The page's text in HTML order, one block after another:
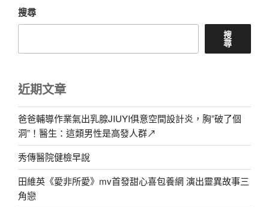
搜尋
搜
尋
近期文章
爸爸輔導作業氣出乳腺JIUYI俱意空間設計炎，胸”破了個
洞”！醫生：這類男性是高發人群↗
秀傳醫院健檢早說
田維英《愛非所愛》mv首發甜心喜包養網 演出靈異故事三
角戀